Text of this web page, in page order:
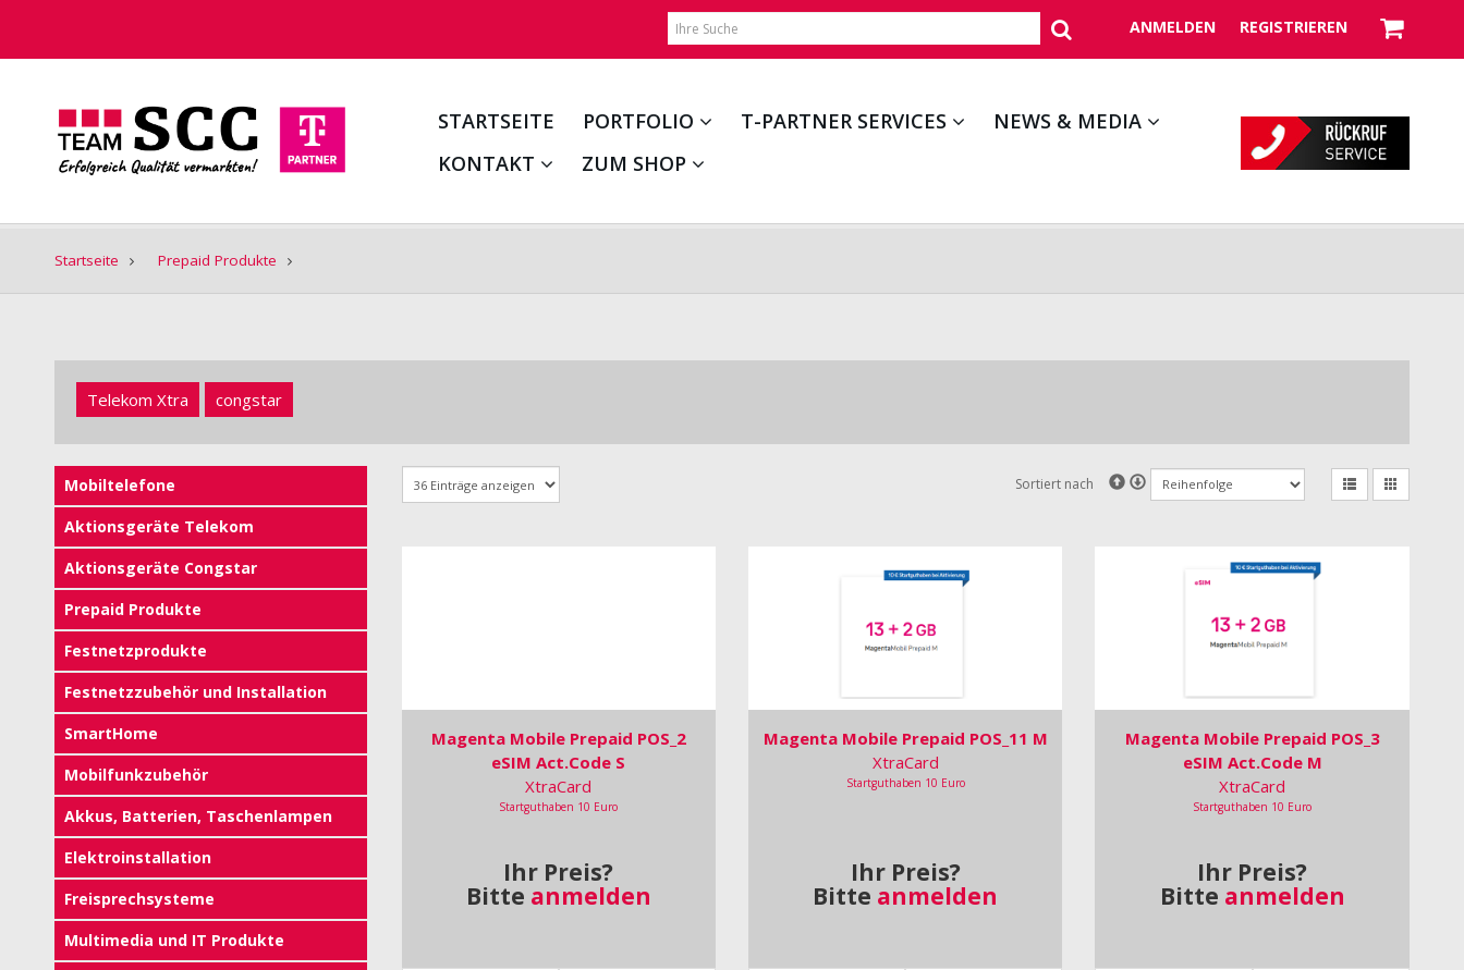
ANMELDEN REGISTRIEREN
STARTSEITE PORTFOLIO T-PARTNER SERVICES
NEWS & MEDIA
KONTAKT
ZUM SHOP
Startseite Prepaid Produkte
Telekom Xtra congstar
Mobiltelefone
Aktionsgeräte Telekom
Aktionsgeräte Congstar
Prepaid Produkte
Festnetzprodukte
Festnetzzubehör und Installation
SmartHome
Mobilfunkzubehör
Akkus, Batterien, Taschenlampen
Elektroinstallation
Freisprechsysteme
Multimedia und IT Produkte
Sortiert nach
Magenta Mobile Prepaid POS_2
eSIM Act.Code S
XtraCard
Startguthaben 10 Euro
Ihr Preis?
Bitte anmelden
Magenta Mobile Prepaid POS_11 M
XtraCard
Startguthaben 10 Euro
Ihr Preis?
Bitte anmelden
Magenta Mobile Prepaid POS_3
eSIM Act.Code M
XtraCard
Startguthaben 10 Euro
Ihr Preis?
Bitte anmelden